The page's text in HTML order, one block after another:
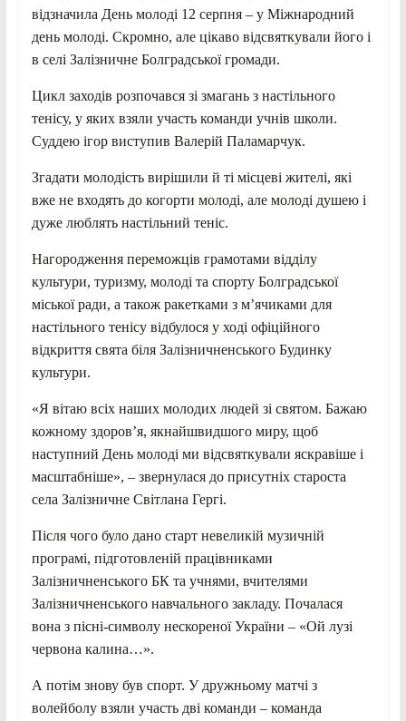
відзначила День молоді 12 серпня – у Міжнародний
день молоді. Скромно, але цікаво відсвяткували його і
в селі Залізничне Болградської громади.
Цикл заходів розпочався зі змагань з настільного
тенісу, у яких взяли участь команди учнів школи.
Суддею ігор виступив Валерій Паламарчук.
Згадати молодість вирішили й ті місцеві жителі, які
вже не входять до когорти молоді, але молоді душею і
дуже люблять настільний теніс.
Нагородження переможців грамотами відділу
культури, туризму, молоді та спорту Болградської
міської ради, а також ракетками з м’ячиками для
настільного тенісу відбулося у ході офіційного
відкриття свята біля Залізничненського Будинку
культури.
«Я вітаю всіх наших молодих людей зі святом. Бажаю
кожному здоров’я, якнайшвидшого миру, щоб
наступний День молоді ми відсвяткували яскравіше і
масштабніше», – звернулася до присутніх староста
села Залізничне Світлана Гергі.
Після чого було дано старт невеликій музичній
програмі, підготовленій працівниками
Залізничненського БК та учнями, вчителями
Залізничненського навчального закладу. Почалася
вона з пісні-символу нескореної України – «Ой лузі
червона калина…».
А потім знову був спорт. У дружньому матчі з
волейболу взяли участь дві команди – команда